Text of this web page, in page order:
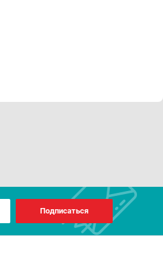
Подписаться